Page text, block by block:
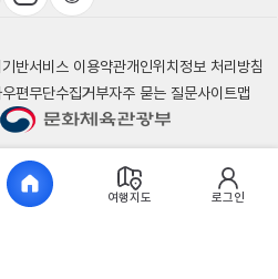
반서비스 이용약관개인위치정보 처리방침
우편무단수집거부자주 묻는 질문사이트맵
여행지도 로그인